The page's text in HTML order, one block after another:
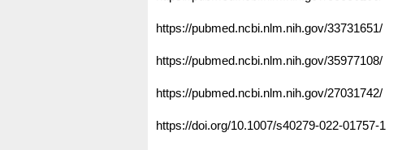
https://pubmed.ncbi.nlm.nih.gov/33731651/
https://pubmed.ncbi.nlm.nih.gov/35977108/
https://pubmed.ncbi.nlm.nih.gov/27031742/
https://doi.org/10.1007/s40279-022-01757-1